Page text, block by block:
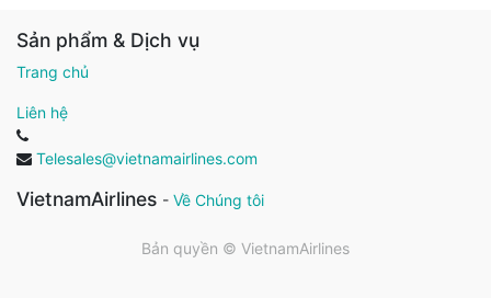
Sản phẩm & Dịch vụ
Trang chủ
Liên hệ
Telesales@vietnamairlines.com
VietnamAirlines - Về Chúng tôi
Bản quyền © VietnamAirlines